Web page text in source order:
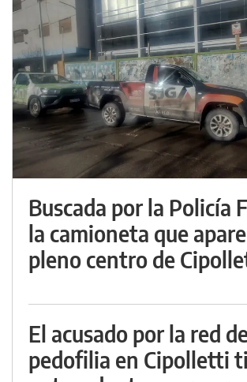
Buscada por la Policía
la camioneta que
pleno centro de
El acusado por la red
pedofilia en Cipolletti